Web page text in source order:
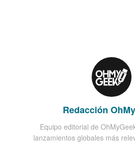
Redacción
Equipo editorial de
lanzamientos globales más